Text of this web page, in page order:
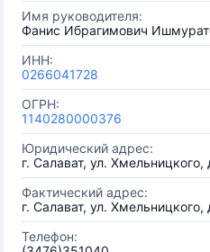
Имя руководителя:
Фанис Ибрагимович
ИНН:
0266041728
ОГРН:
1140280000376
Юридический адрес:
г. Салават, ул. Хмельницкого,
Фактический адрес:
г. Салават, ул. Хмельницкого,
Телефон: